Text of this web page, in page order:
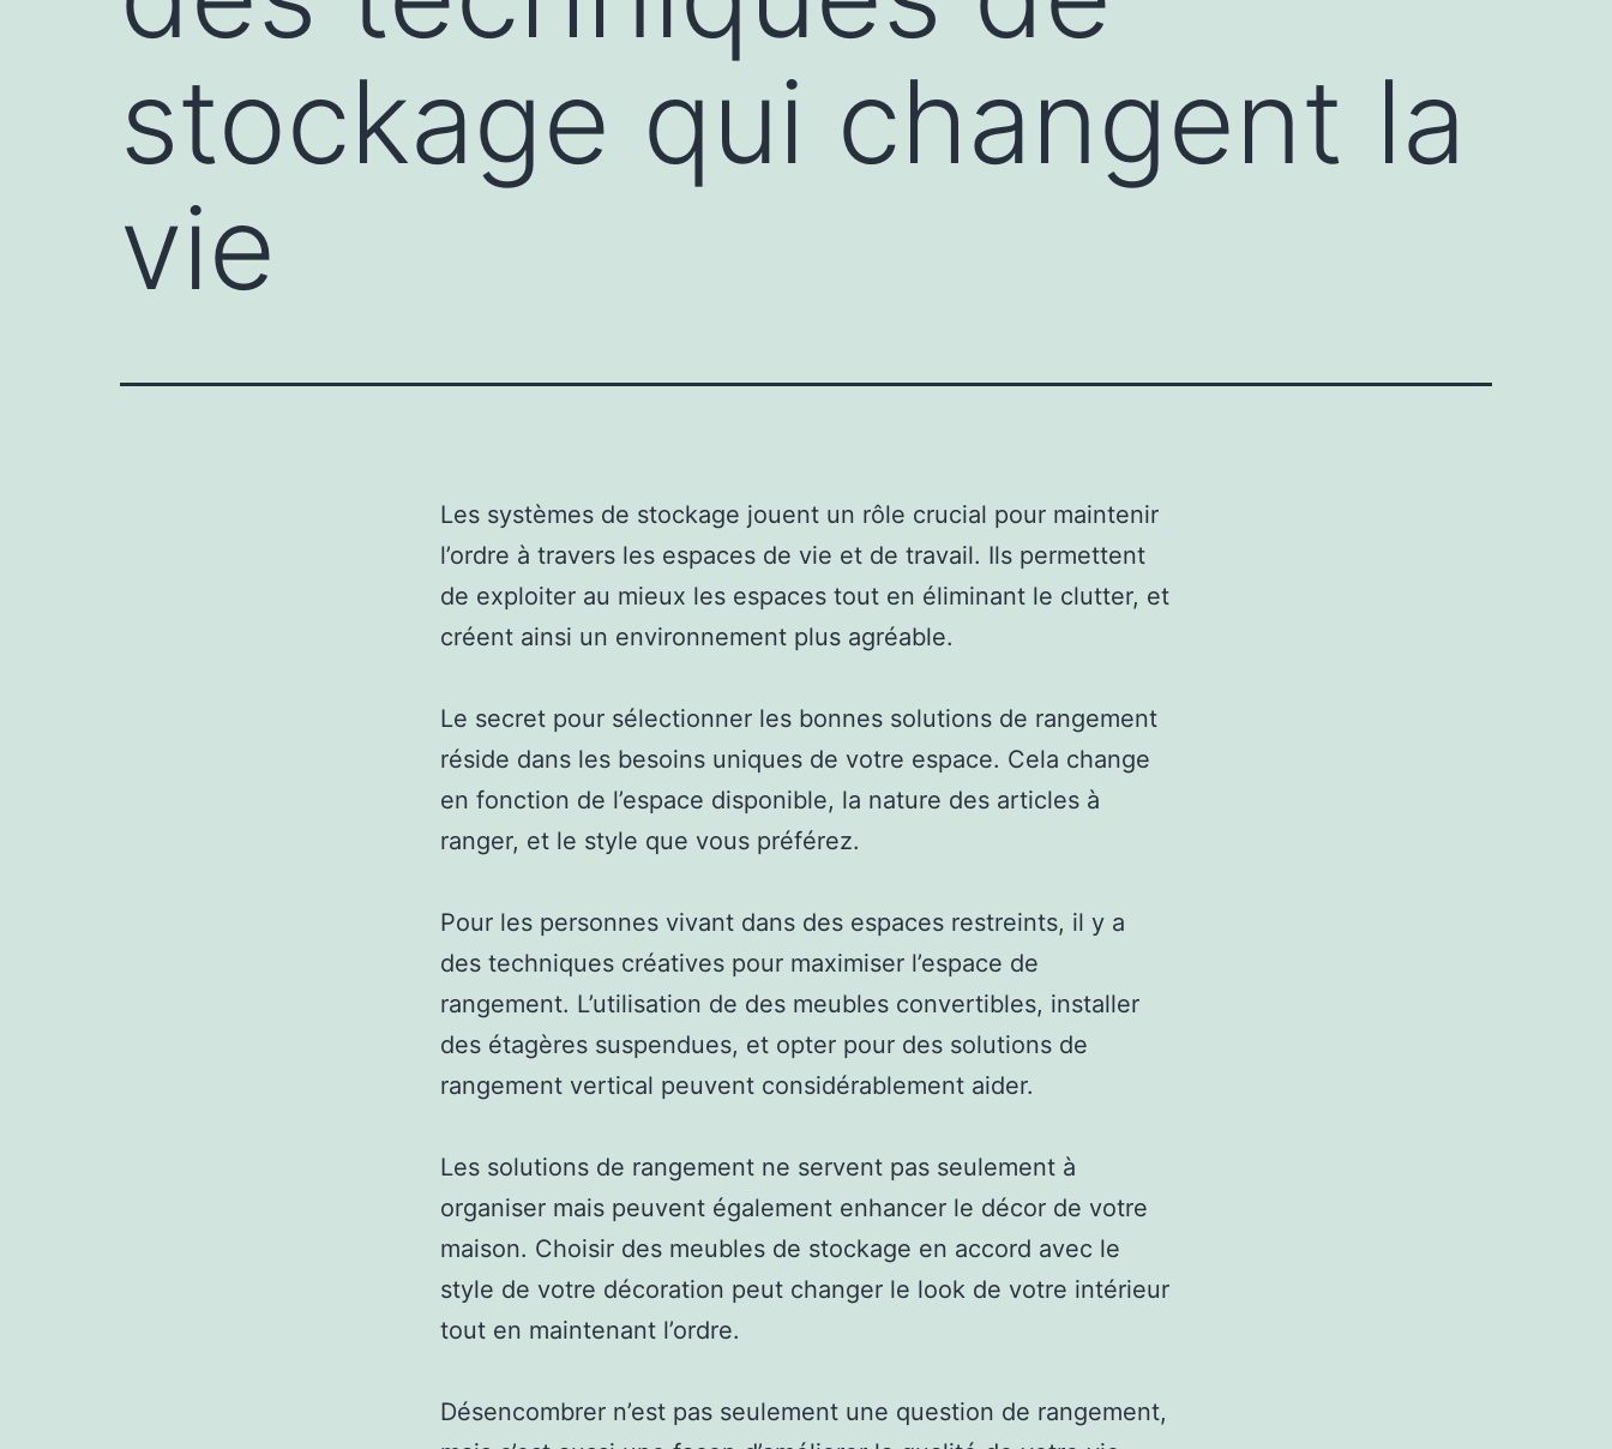
stockage qui changent la
vie
Les systèmes de stockage jouent un rôle crucial pour maintenir
l’ordre à travers les espaces de vie et de travail. Ils permettent
de exploiter au mieux les espaces tout en éliminant le clutter, et
créent ainsi un environnement plus agréable.
Le secret pour sélectionner les bonnes solutions de rangement
réside dans les besoins uniques de votre espace. Cela change
en fonction de l’espace disponible, la nature des articles à
ranger, et le style que vous préférez.
Pour les personnes vivant dans des espaces restreints, il y a
des techniques créatives pour maximiser l’espace de
rangement. L’utilisation de des meubles convertibles, installer
des étagères suspendues, et opter pour des solutions de
rangement vertical peuvent considérablement aider.
Les solutions de rangement ne servent pas seulement à
organiser mais peuvent également enhancer le décor de votre
maison. Choisir des meubles de stockage en accord avec le
style de votre décoration peut changer le look de votre intérieur
tout en maintenant l’ordre.
Désencombrer n’est pas seulement une question de rangement,